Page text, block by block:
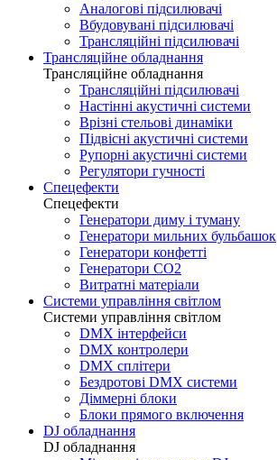
Аналогові підсилювачі
Вбудовувані підсилювачі
Трансляційні підсилювачі
Трансляційне обладнання
Трансляційне обладнання
Трансляційні підсилювачі
Настінні акустичні системи
Врізні стельові динаміки
Підвісні акустичні системи
Рупорні акустичні системи
Регулятори гучності
Спецефекти
Спецефекти
Генератори диму і туману
Генератори мильних бульбашок
Генератори конфетті
Генератори CO2
Витратні матеріали
Системи управління світлом
Системи управління світлом
DMX інтерфейси
DMX контролери
DMX сплітери
Бездротові DMX системи
Діммерні блоки
Блоки прямого включення
DJ обладнання
DJ обладнання